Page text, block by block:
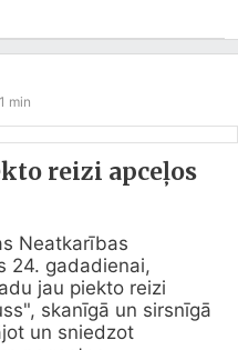
1 min
reizi apceļos
Neatkarības
24. gadadienai,
jau piekto reizi
skanīgā un sirsnīgā
un sniedzot